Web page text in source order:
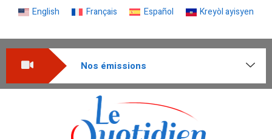
English Français Español Kreyòl ayisyen
Nos émissions